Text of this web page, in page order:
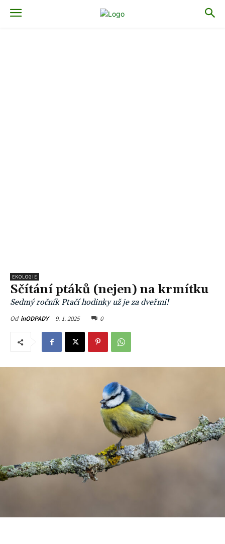
EKOLOGIE
Sčítání ptáků (nejen) na krmítku
Sedmý ročník Ptačí hodinky už je za dveřmi!
Od inODPADY 9. 1. 2025 0